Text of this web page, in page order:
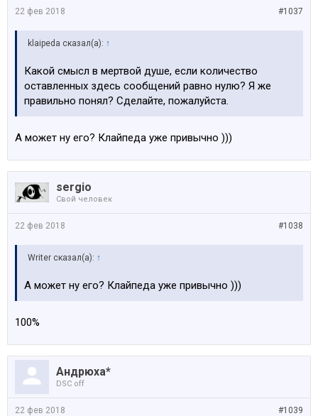
#1037
22 фев 2018
klaipeda сказал(а): ↑
Какой смысл в мертвой душе, если количество
оставленных здесь сообщений равно нулю? Я же
правильно понял? Сделайте, пожалуйста.
А может ну его? Клайпеда уже привычно )))
sergio
Свой человек
#1038
22 фев 2018
Writer сказал(а): ↑
А может ну его? Клайпеда уже привычно )))
100%
Андрюха*
DSC off
#1039
22 фев 2018